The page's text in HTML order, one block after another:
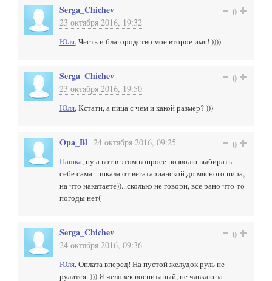
Serga_Chichev
23 октября 2016, 19:32
0
Юля, Честь и благородство мое второе имя! ))))
Serga_Chichev
23 октября 2016, 19:50
0
Юля, Кстати, а пица с чем и какой размер? )))
Opa_Bl 24 октября 2016, 09:25 0
Пашка, ну а вот в этом вопросе позволю выбирать
себе сама .. шкала от вегатарианской до мясного пира,
на что накатаете))...сколько не говори, все рано что-то
погоды нет(
Serga_Chichev
24 октября 2016, 09:36
0
Юля, Оплата вперед! На пустой желудок руль не
рулится. ))) Я человек воспитаный, не чавкаю за